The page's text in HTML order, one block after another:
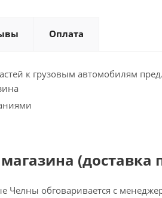
Оплата
к грузовым автомобилям
Челны обговаривается с